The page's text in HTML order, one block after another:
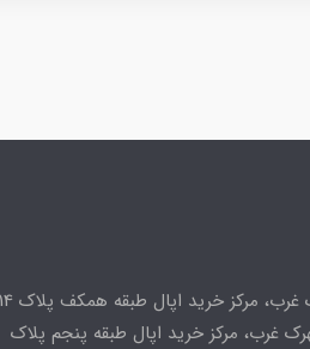
مرکز خرید اپال طبقه همکف پلاک 14
تهران، شهرک غرب، مرکز خرید اپال طبقه پنجم پلاک